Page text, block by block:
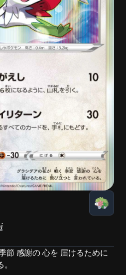
節 感謝の 心を 届けるために